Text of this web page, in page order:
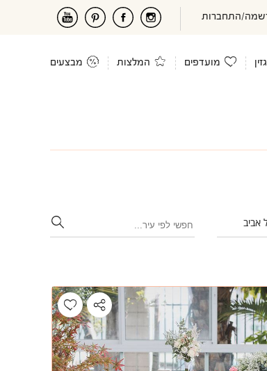
התחברות
מועדפים המלצות מבצעים
אביב